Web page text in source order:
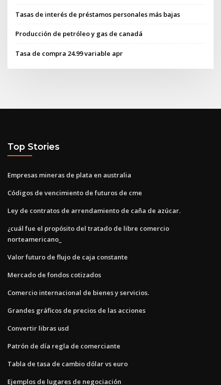
Tasas de interés de préstamos personales más bajas
Producción de petróleo y gas de canadá
Tasa de compra 24.99 variable apr
Top Stories
Empresas mineras de plata en australia
Códigos de vencimiento de futuros de cme
Ley de contratos de arrendamiento de caña de azúcar.
¿cuál fue el propósito del tratado de libre comercio
norteamericano_
Valor futuro de flujo de caja constante
Mercado de fondos cotizados
Comercio internacional de bienes y servicios.
Grandes gráficos de precios de las acciones
Convertir libras usd
Patrón de día regla de comerciante
Tabla de tasa de cambio dólar vs euro
Ejemplos de lugares de negociación